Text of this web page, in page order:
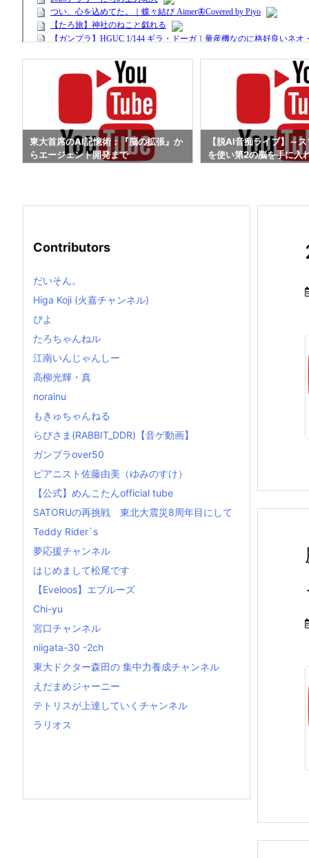
東大首席のAI記憶術：『脳の拡張』か
らエージェント開発まで
【脱AI音痴ライブ】～
を使い第2の脳を手に入
Contributors
だいそん。
Higa Koji (火嘉チャンネル)
ぴよ
たろちゃんねル
江南いんじゃんしー
高柳光輝・真
norainu
もきゅちゃんねる
らびさま(RABBIT_DDR)【音ゲ動画】
ガンプラover50
ピアニスト佐藤由美（ゆみのすけ）
【公式】めんこたんofficial tube
SATORUの再挑戦 東北大震災8周年目にして
Teddy Rider`s
夢応援チャンネル
はじめまして松尾です
【Eveloos】エブルーズ
Chi-yu
宮口チャンネル
niigata-30 -2ch
東大ドクター森田の 集中力養成チャンネル
えだまめジャーニー
テトリスが上達していくチャンネル
ラリオス